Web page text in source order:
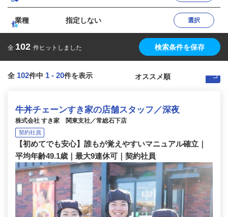
業種 指定しない 選択
全 102 件ヒットしました 検索条件を保存
全 102件中 1 - 20件を表示
牛丼チェーンすき家の店舗スタッフ／深夜
株式会社 すき家 関東支社／常総石下店
契約社員
【初めてでも安心】誰もが覚えやすいマニュアル確立｜
平均年齢49.1歳｜最大9連休可｜契約社員